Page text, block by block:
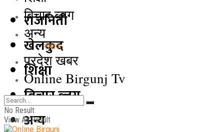
राजनिती
खेलकुद
शिक्षा
बिचार ब्लग
अन्य
बिचार ब्लग
अन्य
समाज
प्रदेश खबर
Online Birgunj Tv
No Result
View All Result